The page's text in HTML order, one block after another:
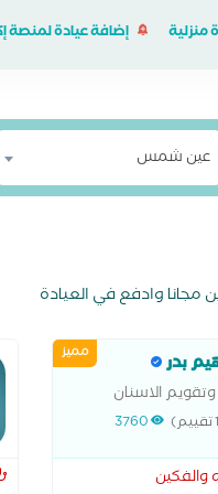
منزلية إضافة عيادة
عين شمس
وادفع في العيادة
مميز بدر
الاسنان
3760
والفكين